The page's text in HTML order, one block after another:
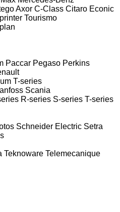
Axor C-Class Citaro Econic
Tourismo
Paccar Pegaso Perkins
T-series
Scania
R-series S-series T-series
Schneider Electric Setra
Teknoware Telemecanique